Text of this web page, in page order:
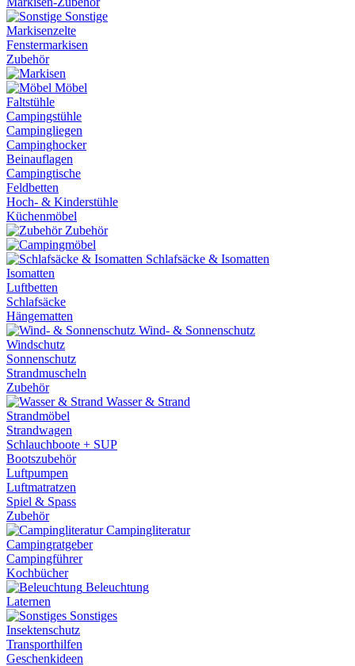
Sonstige
Markisenzelte
Fenstermarkisen
Zubehör
Möbel
Faltstühle
Campingstühle
Campingliegen
Campinghocker
Beinauflagen
Campingtische
Feldbetten
Hoch- & Kinderstühle
Küchenmöbel
Zubehör
Schlafsäcke & Isomatten
Isomatten
Luftbetten
Schlafsäcke
Hängematten
Wind- & Sonnenschutz
Windschutz
Sonnenschutz
Strandmuscheln
Zubehör
Wasser & Strand
Strandmöbel
Strandwagen
Schlauchboote + SUP
Bootszubehör
Luftpumpen
Luftmatratzen
Spiel & Spass
Zubehör
Campingliteratur
Campingratgeber
Campingführer
Kochbücher
Beleuchtung
Laternen
Sonstiges
Insektenschutz
Transporthilfen
Geschenkideen